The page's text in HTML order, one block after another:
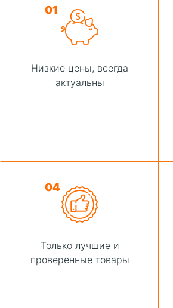
01
Низкие цены, всегда
актуальны
04
Только лучшие и
проверенные товары